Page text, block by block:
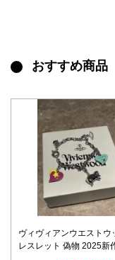
おすすめ商品
ヴィヴィアンウエストウ
レスレット 偽物 2025新